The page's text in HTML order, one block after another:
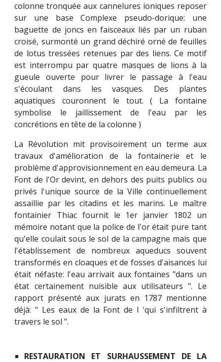
colonne tronquée aux cannelures ioniques reposer
sur une base Complexe pseudo-dorique: une
baguette de joncs en faisceaux liés par un ruban
croisé, surmonté un grand déchiré orné de feuilles
de lotus tressées retenues par des liens. Ce motif
est interrompu par quatre masques de lions à la
gueule ouverte pour livrer le passage à l'eau
s'écoulant dans les vasques. Des plantes
aquatiques couronnent le tout. ( La fontaine
symbolise le jaillissement de l'eau par les
concrétions en tête de la colonne )
La Révolution mit provisoirement un terme aux
travaux d'amélioration de la fontainerie et le
problème d'approvisionnement en eau demeura. La
Font de l'Or devint, en dehors des puits publics ou
privés l'unique source de la Ville continuellement
assaillie par les citadins et les marins. Le maître
fontainier Thiac fournit le 1er janvier 1802 un
mémoire notant que la police de l'or était pure tant
qu'elle coulait sous le sol de la campagne mais que
l'établissement de nombreux aqueducs souvent
transformés en cloaques et de fosses d'aisances lui
était néfaste: l'eau arrivait aux fontaines "dans un
état certainement nuisible aux utilisateurs ". Le
rapport présenté aux jurats en 1787 mentionne
déjà: " Les eaux de la Font de l 'qui s'infiltrent à
travers le sol ".
RESTAURATION ET SURHAUSSEMENT DE LA